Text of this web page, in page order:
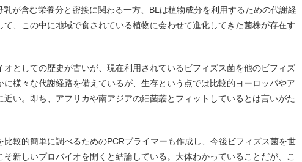
乳が含む栄養分と密接に関わる一方、BLは植物成分を利用するための代謝経
て、この中に地域で食されている植物に会わせて進化してきた菌株が存在す
オとしての歴史が古いが、現在利用されているビフィズス菌を他のビフィズ
に様々な代謝経路を備えているが、生存という点では比較的ヨーロッパやア
近い。即ち、アフリカや南アジアの細菌叢とフィットしているとは言いがた
比較的簡単に調べるためのPCRプライマーも作成し、今後ビフィズス菌を世
新しいプロバイオを開くと結論している。大体わかっていることだが、こ